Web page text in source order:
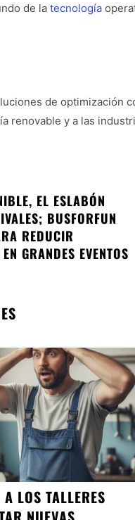
de la tecnología
de optimización
renovable y a las
EL ESLABÓN
BUSFORFUN
REDUCIR
GRANDES EVENTOS
LOS TALLERES